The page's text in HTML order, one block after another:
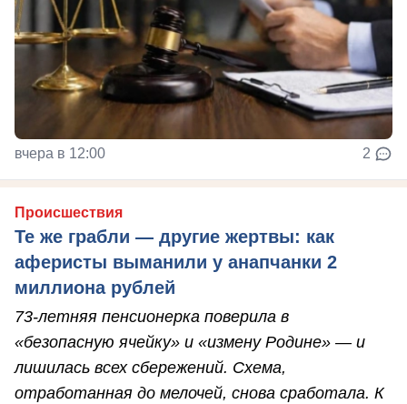
вчера в 12:00 2
Происшествия
Те же грабли — другие жертвы: как
аферисты выманили у анапчанки 2
миллиона рублей
73-летняя пенсионерка поверила в
«безопасную ячейку» и «измену Родине» — и
лишилась всех сбережений. Схема,
отработанная до мелочей, снова сработала. К